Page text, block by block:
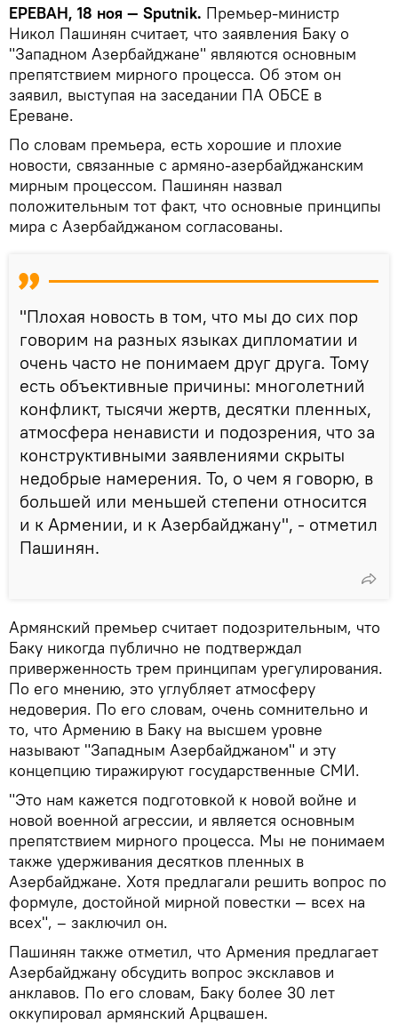
ЕРЕВАН, 18 ноя — Sputnik. Премьер-министр
Никол Пашинян считает, что заявления Баку о
"Западном Азербайджане" являются основным
препятствием мирного процесса. Об этом он
заявил, выступая на заседании ПА ОБСЕ в
Ереване.
По словам премьера, есть хорошие и плохие
новости, связанные с армяно-азербайджанским
мирным процессом. Пашинян назвал
положительным тот факт, что основные принципы
мира с Азербайджаном согласованы.
"Плохая новость в том, что мы до сих пор
говорим на разных языках дипломатии и
очень часто не понимаем друг друга. Тому
есть объективные причины: многолетний
конфликт, тысячи жертв, десятки пленных,
атмосфера ненависти и подозрения, что за
конструктивными заявлениями скрыты
недобрые намерения. То, о чем я говорю, в
большей или меньшей степени относится
и к Армении, и к Азербайджану", - отметил
Пашинян.
Армянский премьер считает подозрительным, что
Баку никогда публично не подтверждал
приверженность трем принципам урегулирования.
По его мнению, это углубляет атмосферу
недоверия. По его словам, очень сомнительно и
то, что Армению в Баку на высшем уровне
называют "Западным Азербайджаном" и эту
концепцию тиражируют государственные СМИ.
"Это нам кажется подготовкой к новой войне и
новой военной агрессии, и является основным
препятствием мирного процесса. Мы не понимаем
также удерживания десятков пленных в
Азербайджане. Хотя предлагали решить вопрос по
формуле, достойной мирной повестки — всех на
всех", – заключил он.
Пашинян также отметил, что Армения предлагает
Азербайджану обсудить вопрос эксклавов и
анклавов. По его словам, Баку более 30 лет
оккупировал армянский Арцвашен.